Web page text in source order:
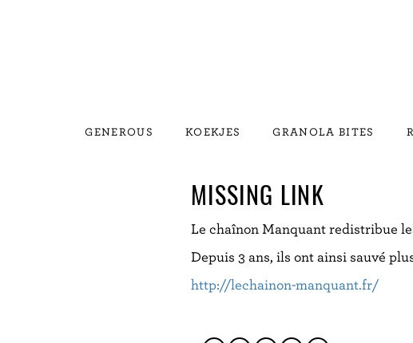
GENEROUS KOEKJES GRANOLA BITES
MISSING LINK
Le chaînon Manquant redistribue
Depuis 3 ans, ils ont ainsi sauvé
http://lechainon-manquant.fr/